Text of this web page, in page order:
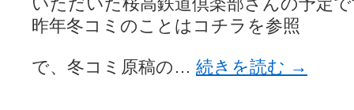
昨年冬コミのことはコチラを参照
で、冬コミ原稿の… 続きを読む →